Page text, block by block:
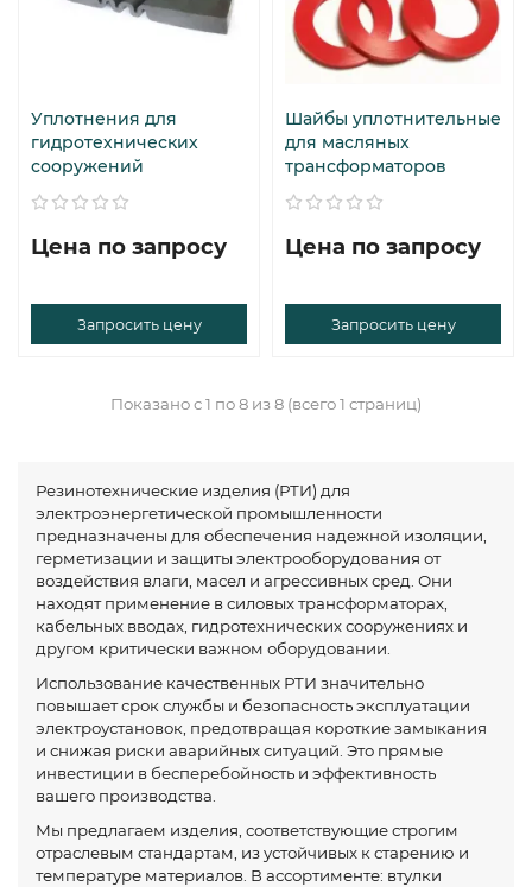
Уплотнения для
гидротехнических
сооружений
Цена по запросу
Запросить цену
Шайбы уплотнительные
для масляных
трансформаторов
Цена по запросу
Запросить цену
Показано с 1 по 8 из 8 (всего 1 страниц)
Резинотехнические изделия (РТИ) для
электроэнергетической промышленности
предназначены для обеспечения надежной изоляции,
герметизации и защиты электрооборудования от
воздействия влаги, масел и агрессивных сред. Они
находят применение в силовых трансформаторах,
кабельных вводах, гидротехнических сооружениях и
другом критически важном оборудовании.
Использование качественных РТИ значительно
повышает срок службы и безопасность эксплуатации
электроустановок, предотвращая короткие замыкания
и снижая риски аварийных ситуаций. Это прямые
инвестиции в бесперебойность и эффективность
вашего производства.
Мы предлагаем изделия, соответствующие строгим
отраслевым стандартам, из устойчивых к старению и
температуре материалов. В ассортименте: втулки